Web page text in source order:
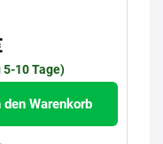
10 Tage)
den Warenkorb